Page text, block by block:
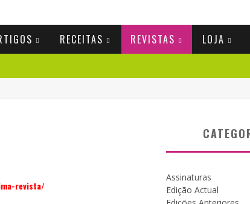
RECEITAS REVISTAS LOJA
revista/
Assinaturas
Edição Actual